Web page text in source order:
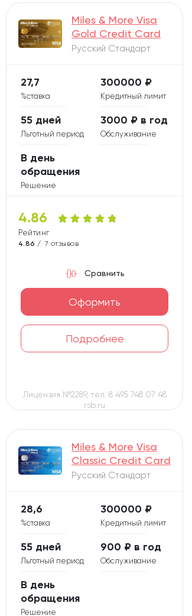
Miles & More Visa
Gold Credit Card
Русский Стандарт
4.86
Рейтинг карты
4.86 / 7 отзывов
%ставка
27,7
Кредитный лимит
300000 ₽
Льготный период
55 дней
Обслуживание
3000 ₽ в год
Решение
В день
обращения
Оформить
Подробнее
Сравнить
Лицензия №2289, тел. 8 495 748 07 48
rsb.ru
Miles & More Visa
Classic Credit Card
Русский Стандарт
%ставка
28,6
Кредитный лимит
300000 ₽
Льготный период
55 дней
Обслуживание
900 ₽ в год
Решение
В день
обращения